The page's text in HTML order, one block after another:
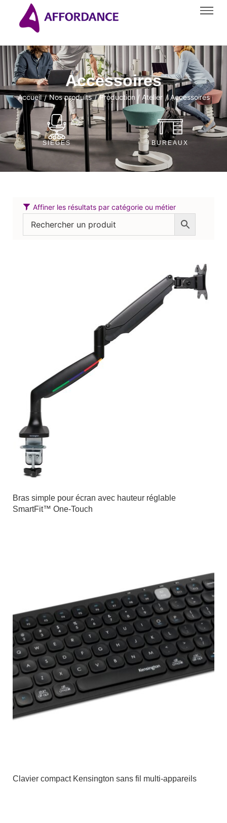
Accessoires
Accueil / Nos produits / Production / Atelier / Accessoires
SIÈGES BUREAUX
Affiner les résultats par catégorie ou métier
Bras simple pour écran avec hauteur réglable
SmartFit™ One-Touch
Clavier compact Kensington sans fil multi-appareils